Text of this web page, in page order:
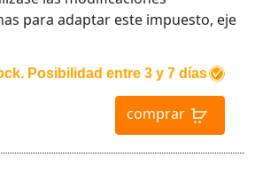
Posibilidad entre 3 y 7 días
comprar
para adaptar este impuesto, eje